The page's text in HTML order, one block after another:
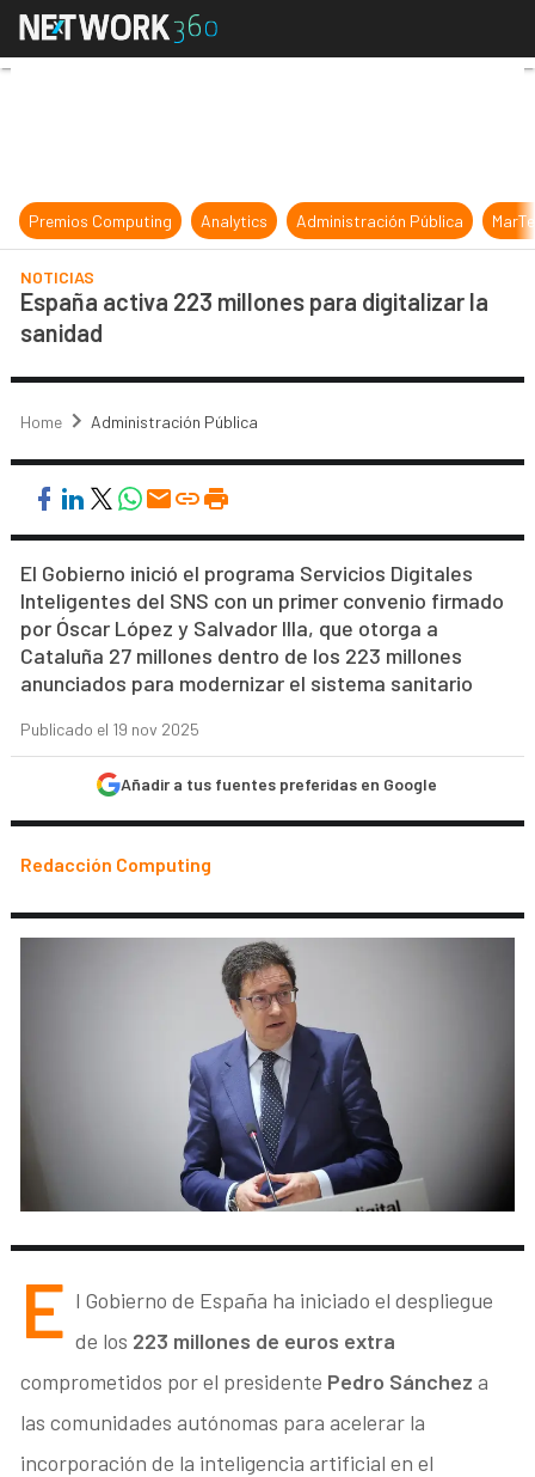
España activa 223 millones para
Premios Computing Analytics Administración Pública
NOTICIAS
España activa 223 millones para digitalizar la
sanidad
Home Administración Pública
El Gobierno inició el programa Servicios Digitales
Inteligentes del SNS con un primer convenio firmado
por Óscar López y Salvador Illa, que otorga a
Cataluña 27 millones dentro de los 223 millones
anunciados para modernizar el sistema sanitario
Publicado el 19 nov 2025
Añadir a tus fuentes preferidas en Google
Redacción Computing
E l Gobierno de España ha iniciado el despliegue
de los 223 millones de euros extra
comprometidos por el presidente Pedro Sánchez a
las comunidades autónomas para acelerar la
incorporación de la inteligencia artificial en el